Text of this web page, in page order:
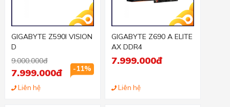
GIGABYTE Z590I VISION
D
9.000.000đ
-11%
7.999.000đ
Liên hệ
GIGABYTE Z690 A ELITE
AX DDR4
7.999.000đ
Liên hệ